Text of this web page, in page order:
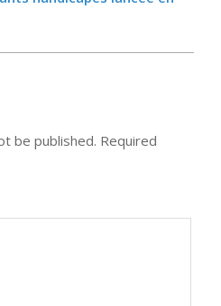
be published. Required